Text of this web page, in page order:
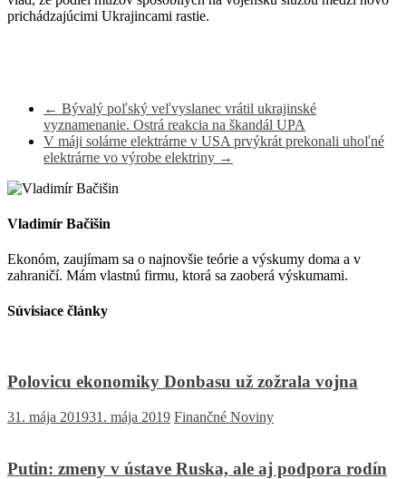
prichádzajúcimi Ukrajincami rastie.
← Bývalý poľský veľvyslanec vrátil ukrajinské
vyznamenanie. Ostrá reakcia na škandál UPA
V máji solárne elektrárne v USA prvýkrát prekonali uhoľné
elektrárne vo výrobe elektriny →
Vladimír Bačišin
Ekonóm, zaujímam sa o najnovšie teórie a výskumy doma a v
zahraničí. Mám vlastnú firmu, ktorá sa zaoberá výskumami.
Súvisiace články
Polovicu ekonomiky Donbasu už zožrala vojna
31. mája 201931. mája 2019 Finančné Noviny
Putin: zmeny v ústave Ruska, ale aj podpora rodín